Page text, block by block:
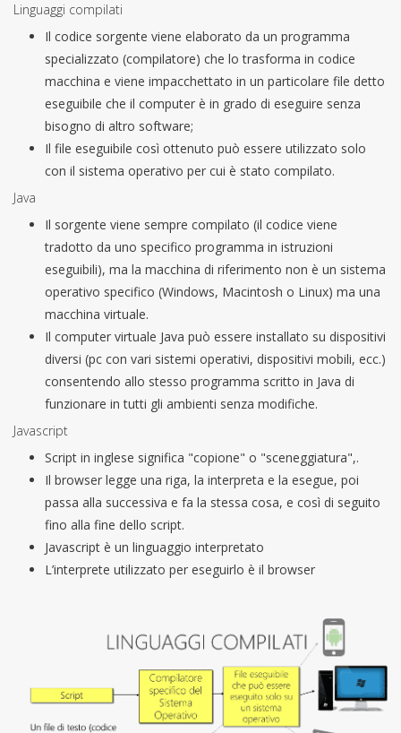
Linguaggi compilati
Il codice sorgente viene elaborato da un programma
specializzato (compilatore) che lo trasforma in codice
macchina e viene impacchettato in un particolare file detto
eseguibile che il computer è in grado di eseguire senza
bisogno di altro software;
Il file eseguibile così ottenuto può essere utilizzato solo
con il sistema operativo per cui è stato compilato.
Java
Il sorgente viene sempre compilato (il codice viene
tradotto da uno specifico programma in istruzioni
eseguibili), ma la macchina di riferimento non è un sistema
operativo specifico (Windows, Macintosh o Linux) ma una
macchina virtuale.
Il computer virtuale Java può essere installato su dispositivi
diversi (pc con vari sistemi operativi, dispositivi mobili, ecc.)
consentendo allo stesso programma scritto in Java di
funzionare in tutti gli ambienti senza modifiche.
Javascript
Script in inglese significa "copione" o "sceneggiatura",.
Il browser legge una riga, la interpreta e la esegue, poi
passa alla successiva e fa la stessa cosa, e così di seguito
fino alla fine dello script.
Javascript è un linguaggio interpretato
L’interprete utilizzato per eseguirlo è il browser